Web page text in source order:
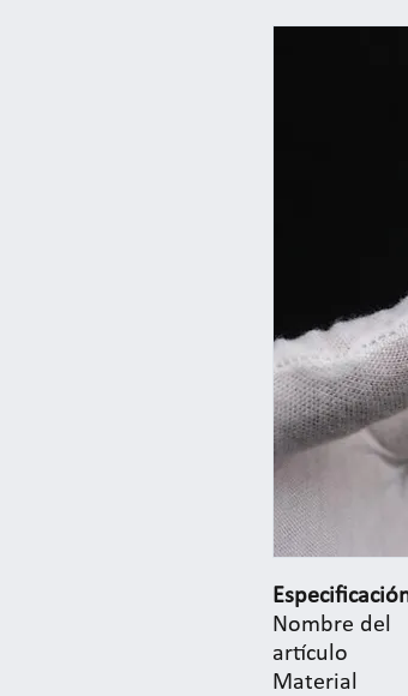
Nombre del
artículo
Material